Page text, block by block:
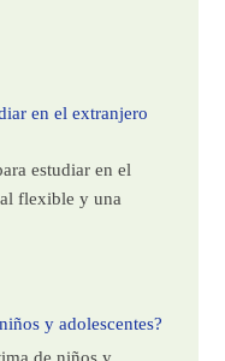
en el extranjero
estudiar en el
flexible y una
y adolescentes?
de niños y